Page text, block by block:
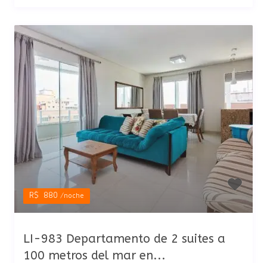
R$ 880/noche
LI-983 Departamento de 2 suites a
100 metros del mar en...